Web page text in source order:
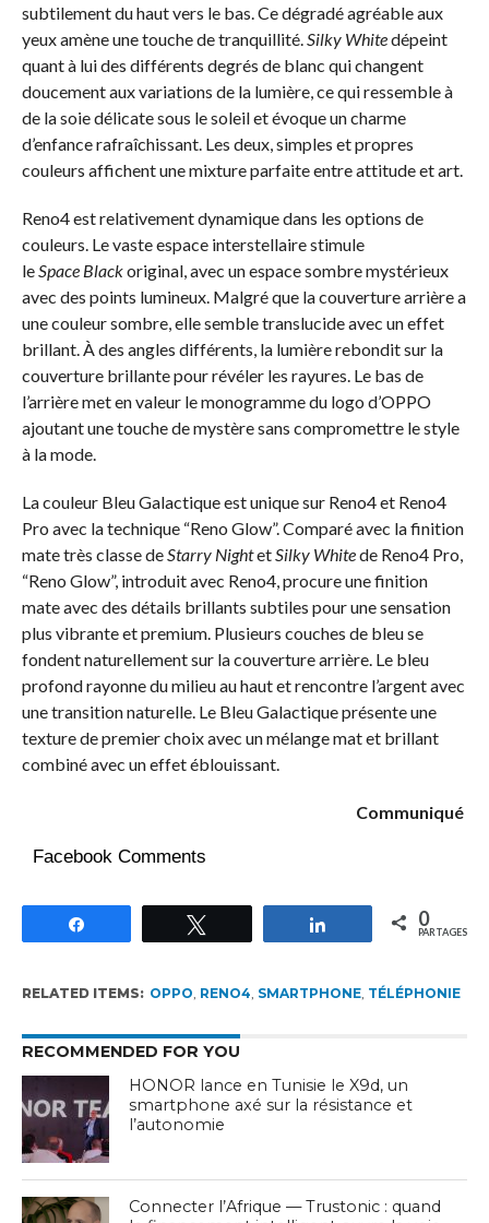
subtilement du haut vers le bas. Ce dégradé agréable aux
yeux amène une touche de tranquillité.Silky Whitedépeint
quant à lui des différents degrés de blanc qui changent
doucement aux variations de la lumière, ce qui ressemble à
de la soie délicate sous le soleil et évoque un charme
d’enfance rafraîchissant. Les deux, simples et propres
couleurs affichent une mixture parfaite entre attitude et art.
Reno4 est relativement dynamique dans les options de
couleurs. Le vaste espace interstellaire stimule
leSpace Blackoriginal, avec un espace sombre mystérieux
avec des points lumineux. Malgré que la couverture arrière a
une couleur sombre, elle semble translucide avec un effet
brillant. À des angles différents, la lumière rebondit sur la
couverture brillante pour révéler les rayures. Le bas de
l’arrière met en valeur le monogramme du logo d’OPPO
ajoutant une touche de mystère sans compromettre le style
à la mode.
La couleur Bleu Galactique est unique sur Reno4 et Reno4
Pro avec la technique “Reno Glow”. Comparé avec la finition
mate très classe deStarry NightetSilky Whitede Reno4 Pro,
“Reno Glow”, introduit avec Reno4, procure une finition
mate avec des détails brillants subtiles pour une sensation
plus vibrante et premium. Plusieurs couches de bleu se
fondent naturellement sur la couverture arrière. Le bleu
profond rayonne du milieu au haut et rencontre l’argent avec
une transition naturelle. Le Bleu Galactique présente une
texture de premier choix avec un mélange mat et brillant
combiné avec un effet éblouissant.
Communiqué
Facebook Comments
Partagez 0
PARTAGES
RELATED ITEMS: OPPO RENO4 SMARTPHONE, TÉLÉPHONIE
RECOMMENDED FOR YOU
HONOR lance en Tunisie le X9d, un
smartphone axé sur la résistance et
l’autonomie
Connecter l’Afrique — Trustonic : quand